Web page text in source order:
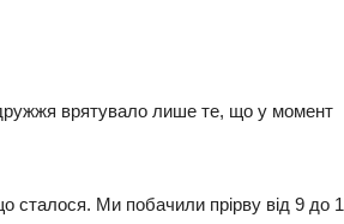
врятувало лише те, що у момент
сталося. Ми побачили прірву від 9 до 1